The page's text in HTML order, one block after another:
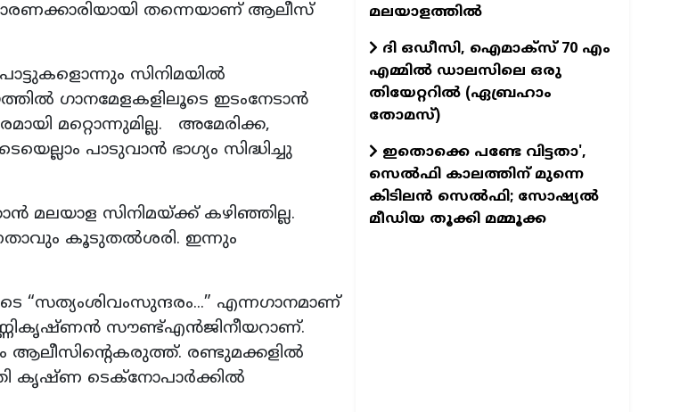
തന്നെയാണ് ആലീസ്
സിനിമയിൽ
ഗാനമേളകളിലൂടെ ഇടംനേടാൻ
മറ്റൊന്നുമില്ല. അമേരിക്ക,
പാടുവാൻ ഭാഗ്യം സിദ്ധിച്ചു
സിനിമയ്ക്ക് കഴിഞ്ഞില്ല.
കൂടുതൽശരി. ഇന്നും
“സത്യംശിവംസുന്ദരം...” എന്നഗാനമാണ്
ഉണ്ണികൃഷ്ണൻ സൗണ്ട്എൻജിനീയറാണ്.
ആലീസിന്റെകരുത്ത്. രണ്ടുമക്കളിൽ
കൃഷ്ണ ടെക്‌നോപാർക്കിൽ
മലയാളത്തില്‍
ദി ഒഡീസി, ഐമാക്സ് 70 എം
എമ്മിൽ ഡാലസിലെ ഒരു
തിയേറ്ററിൽ (ഏബ്രഹാം
തോമസ്)
ഇതൊക്കെ പണ്ടേ വിട്ടതാ',
സെല്‍ഫി കാലത്തിന് മുന്നെ
കിടിലന്‍ സെല്‍ഫി; സോഷ്യല്‍
മീഡിയ തൂക്കി മമ്മൂക്ക